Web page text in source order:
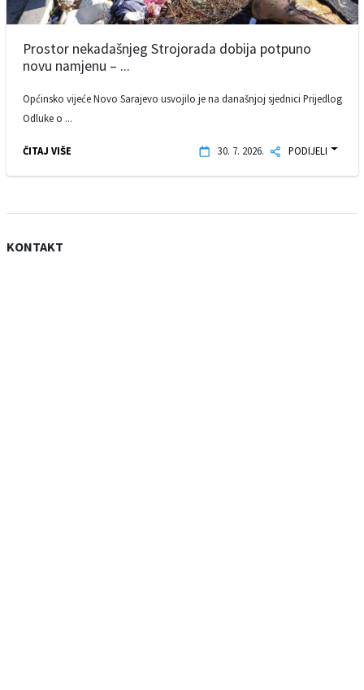
Prostor nekadašnjeg Strojorada dobija potpuno
novu namjenu – ...
Općinsko vijeće Novo Sarajevo usvojilo je na današnjoj sjednici Prijedlog
Odluke o ...
ČITAJ VIŠE 30. 7. 2026. PODIJELI
KONTAKT